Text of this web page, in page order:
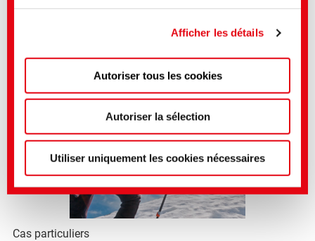
Framework et que la décision d'adéquation de la
Commission européenne selon l'article 45 du RGPD
Vous pouvez effectuer des réglages plus précis ici ou
dans notrepolitique de confidentialité.(Mentions
Afficher les détails
Autoriser tous les cookies
Autoriser la sélection
Utiliser uniquement les cookies nécessaires
Cas particuliers